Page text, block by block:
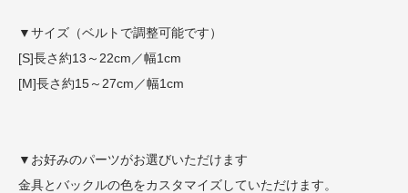
▼サイズ（ベルトで調整可能です）
[S]長さ約13～22cm／幅1cm
[M]長さ約15～27cm／幅1cm
▼お好みのパーツがお選びいただけます
金具とバックルの色をカスタマイズしていただけます。